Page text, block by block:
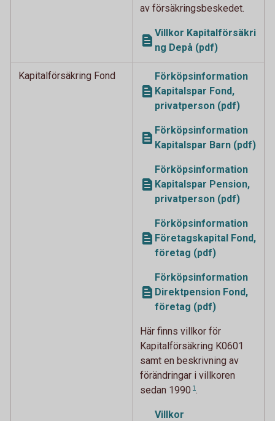
av försäkringsbeskedet.
Villkor Kapitalförsäkri
ng Depå (pdf)
Kapitalförsäkring Fond
Förköpsinformation
Kapitalspar Fond,
privatperson (pdf)
Förköpsinformation
Kapitalspar Barn (pdf)
Förköpsinformation
Kapitalspar Pension,
privatperson (pdf)
Förköpsinformation
Företagskapital Fond,
företag (pdf)
Förköpsinformation
Direktpension Fond,
företag (pdf)
Här finns villkor för
Kapitalförsäkring K0601
samt en beskrivning av
förändringar i villkoren
sedan 1990 1.
Villkor